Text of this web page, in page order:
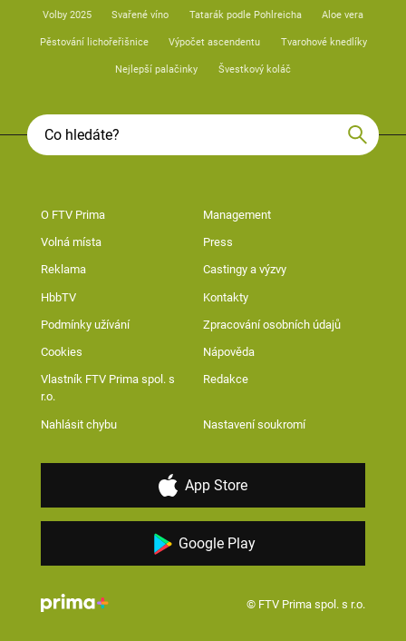
Volby 2025 Svařené víno Tatarák podle Pohlreicha Aloe vera
Pěstování lichořeřišnice Výpočet ascendentu Tvarohové knedlíky
Nejlepší palačinky Švestkový koláč
O FTV Prima Management
Volná místa Press
Reklama Castingy a výzvy
HbbTV Kontakty
Podmínky užívání Zpracování osobních údajů
Cookies Nápověda
Vlastník FTV Prima spol. s
r.o.
Redakce
Nahlásit chybu Nastavení soukromí
App Store
Google Play
© FTV Prima spol. s r.o.